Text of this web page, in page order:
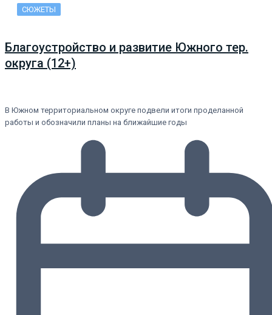
СЮЖЕТЫ
Благоустройство и развитие Южного тер.
округа (12+)
В Южном территориальном округе подвели итоги проделанной
работы и обозначили планы на ближайшие годы